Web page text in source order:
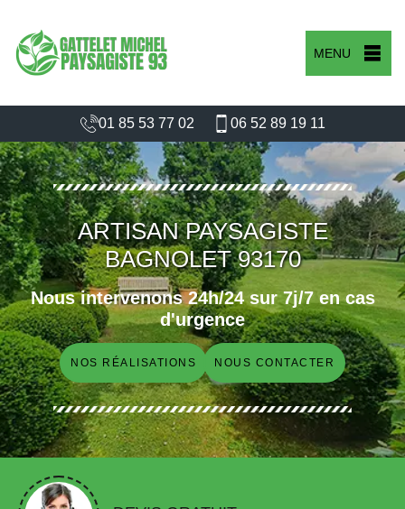
MENU
01 85 53 77 02 06 52 89 19 11
ARTISAN PAYSAGISTE
BAGNOLET 93170
Nous intervenons 24h/24 sur 7j/7 en cas
d'urgence
NOS RÉALISATIONS NOUS CONTACTER